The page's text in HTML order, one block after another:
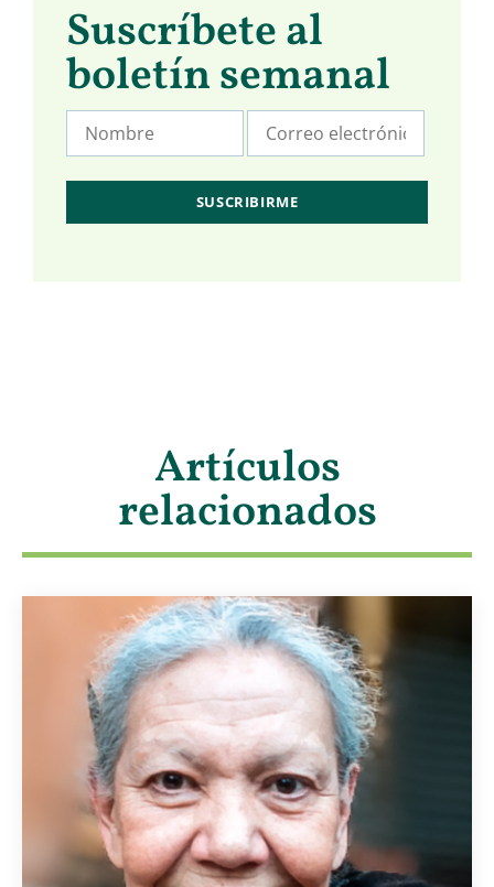
Suscríbete al
boletín semanal
Artículos
relacionados